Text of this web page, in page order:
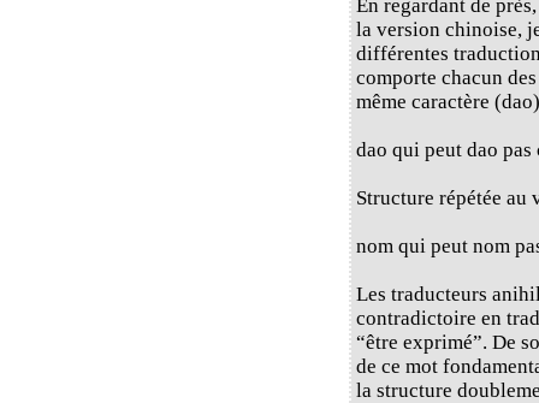
En regardant de
la version chinoise,
différentes
comporte chacun
même caractère
dao qui peut dao pas
Structure répétée au
nom qui peut nom
Les traducteurs
contradictoire en
“être exprimé”. De
de ce mot
la structure